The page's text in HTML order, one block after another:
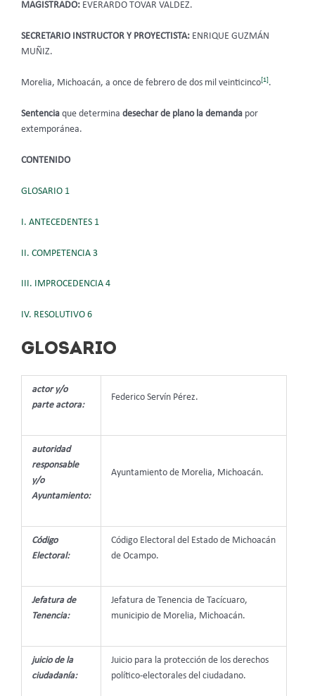
MAGISTRADO: EVERARDO TOVAR VALDEZ.
SECRETARIO INSTRUCTOR Y PROYECTISTA: ENRIQUE GUZMÁN
MUÑIZ.
Morelia, Michoacán, a once de febrero de dos mil veinticinco[1].
Sentencia que determina desechar de plano la demanda por
extemporánea.
CONTENIDO
GLOSARIO 1
I. ANTECEDENTES 1
II. COMPETENCIA 3
III. IMPROCEDENCIA 4
IV. RESOLUTIVO 6
GLOSARIO
actor y/o
parte actora:
Federico Servín Pérez.
autoridad
responsable
y/o
Ayuntamiento:
Ayuntamiento de Morelia, Michoacán.
Código
Electoral:
Código Electoral del Estado de Michoacán
de Ocampo.
Jefatura de
Tenencia:
Jefatura de Tenencia de Tacícuaro,
municipio de Morelia, Michoacán.
juicio de la
ciudadanía:
Juicio para la protección de los derechos
político-electorales del ciudadano.